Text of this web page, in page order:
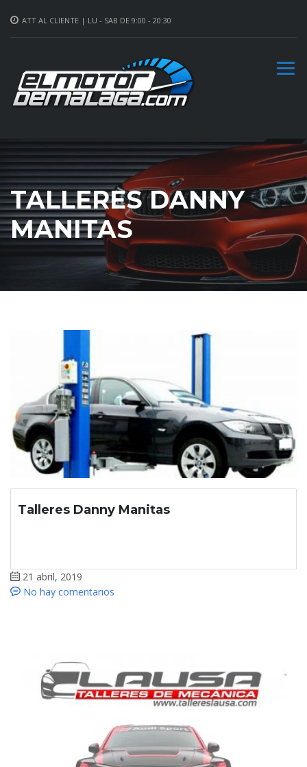
ATT AL CLIENTE | LU - SAB DE 9:00 - 20:30
TALLERES DANNY
MANITAS
Talleres Danny Manitas
21 abril, 2019
No hay comentarios